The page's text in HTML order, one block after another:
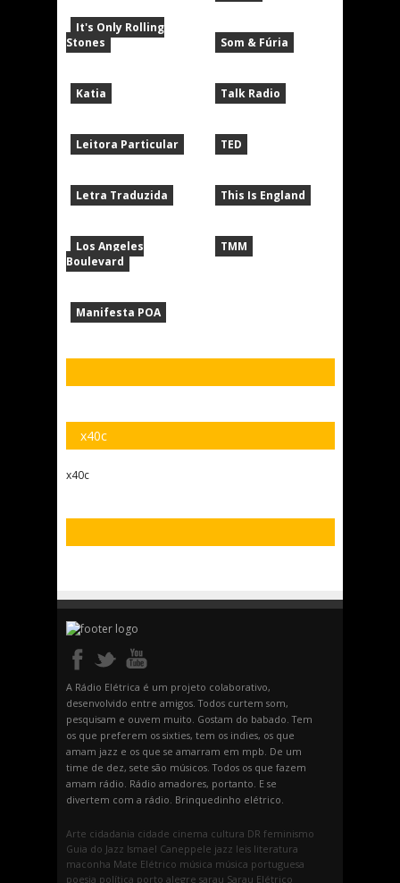
It's Only Rolling
Stones
Katia
Leitora Particular
Letra Traduzida
Los Angeles
Boulevard
Manifesta POA
Som & Fúria
Talk Radio
TED
This Is England
TMM
x40c
x40c
A Rádio Elétrica é um projeto colaborativo,
desenvolvido entre amigos. Todos curtem som,
pesquisam e ouvem muito. Gostam do babado. Tem
os que preferem os sixties, tem os indies, os que
amam jazz e os que se amarram em mpb. De um
time de dez, sete são músicos. Todos os que fazem
amam rádio. Rádio amadores, portanto. E se
divertem com a rádio. Brinquedinho elétrico.
Arte cidadania cidade cinema cultura DR feminismo
Guia do Jazz Ismael Caneppele jazz leis literatura
maconha Mate Elétrico música música portuguesa
poesia política porto alegre sarau Sarau Elétrico